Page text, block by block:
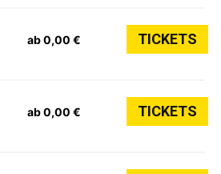
ab 0,00 € TICKETS
ab 0,00 € TICKETS